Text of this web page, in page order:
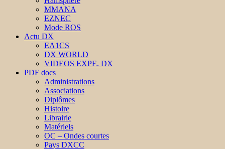
MMANA
EZNEC
Mode ROS
Actu DX
EA1CS
DX WORLD
VIDEOS EXPE. DX
PDF docs
Administrations
Associations
Diplômes
Histoire
Librairie
Matériels
OC – Ondes courtes
Pays DXCC